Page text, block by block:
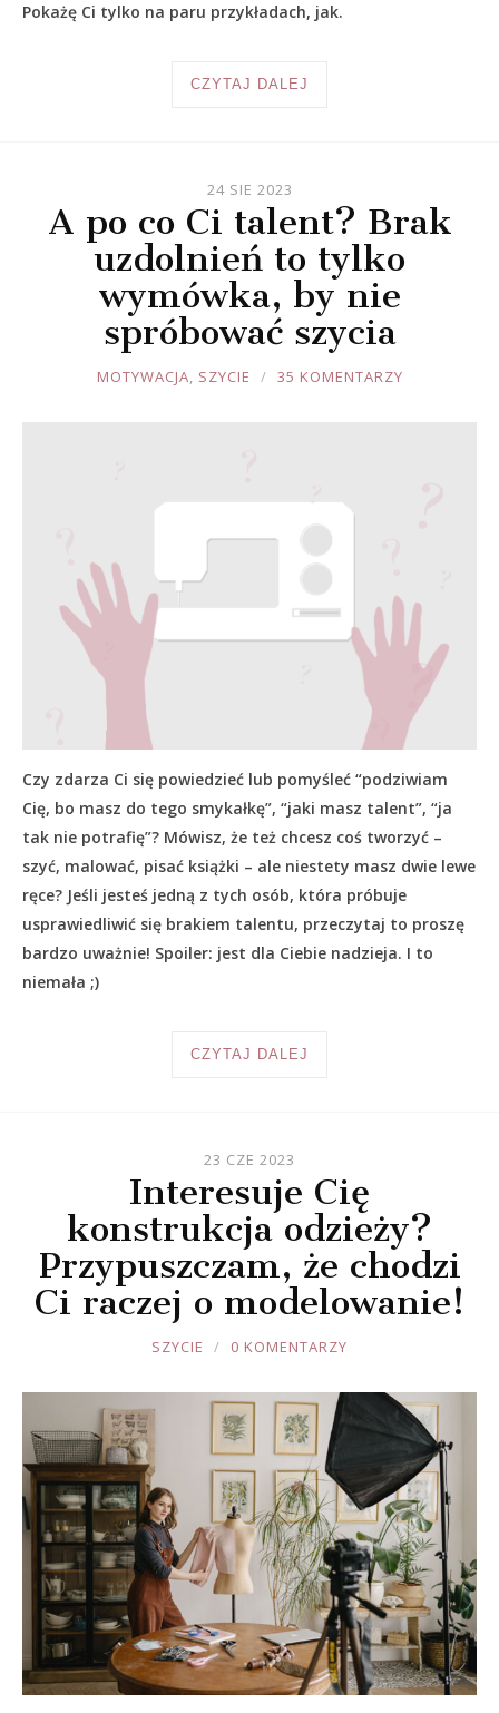
Pokażę Ci tylko na paru przykładach, jak.
CZYTAJ DALEJ
24 SIE 2023
A po co Ci talent? Brak
uzdolnień to tylko
wymówka, by nie
spróbować szycia
JOULE
MOTYWACJA, SZYCIE 35 KOMENTARZY
Czy zdarza Ci się powiedzieć lub pomyśleć “podziwiam
Cię, bo masz do tego smykałkę”, “jaki masz talent”, “ja
tak nie potrafię”? Mówisz, że też chcesz coś tworzyć –
szyć, malować, pisać książki – ale niestety masz dwie lewe
ręce? Jeśli jesteś jedną z tych osób, która próbuje
usprawiedliwić się brakiem talentu, przeczytaj to proszę
bardzo uważnie! Spoiler: jest dla Ciebie nadzieja. I to
niemała ;)
CZYTAJ DALEJ
23 CZE 2023
Interesuje Cię
konstrukcja odzieży?
Przypuszczam, że chodzi
Ci raczej o modelowanie!
JOULE
SZYCIE 0 KOMENTARZY